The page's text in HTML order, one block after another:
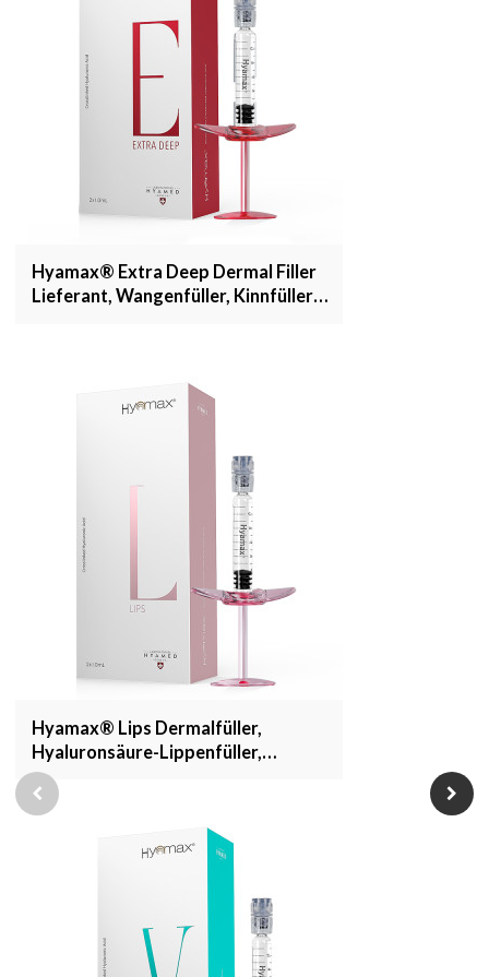
Hyamax® Extra Deep Dermal Filler
Lieferant, Wangenfüller, Kinnfüller,
Hyamax® Lips Dermalfüller,
Hyaluronsäure-Lippenfüller,
Hersteller von Lippeninjektionen,
Großhandel und kundenspezifisch